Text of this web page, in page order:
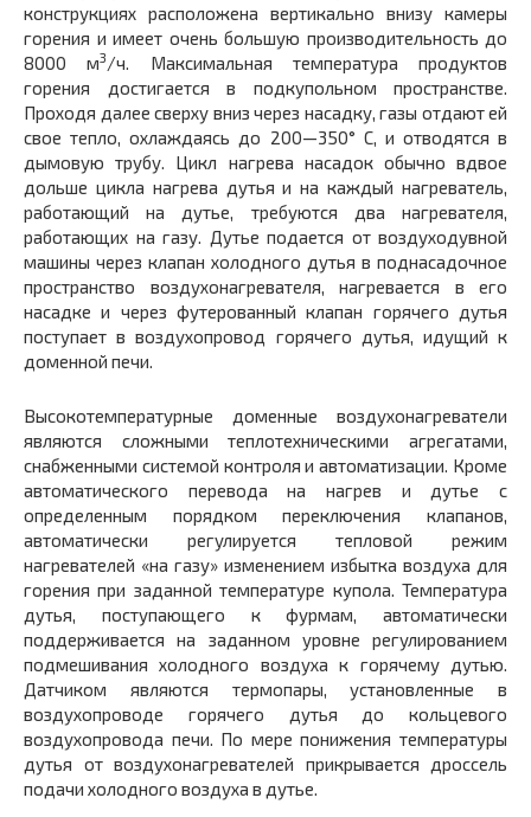
конструкциях расположена вертикально внизу камеры
горения и имеет очень большую производительность до
8000 м3/ч. Максимальная температура продуктов
горения достигается в подкупольном пространстве.
Проходя далее сверху вниз через насадку, газы отдают ей
свое тепло, охлаждаясь до 200—350° С, и отводятся в
дымовую трубу. Цикл нагрева насадок обычно вдвое
дольше цикла нагрева дутья и на каждый нагреватель,
работающий на дутье, требуются два нагревателя,
работающих на газу. Дутье подается от воздуходув­ной
машины через клапан холодного дутья в поднасадочное
пространство воздухонагревателя, нагревается в его
насадке и через футерованный клапан горячего дутья
поступает в воздухопровод горячего дутья, идущий к
доменной печи.
Высокотемпературные доменные воздухонагреватели
являются сложными теплотехническими агрегатами,
снабженными системой контроля и автоматизации. Кроме
автоматического перевода на нагрев и дутье с
определенным порядком переключения клапанов,
автоматически регулируется тепловой режим
нагревателей «на газу» изменением избытка воздуха для
горения при задан­ной температуре купола. Температура
дутья, поступающего к фурмам, автоматически
поддерживается на заданном уровне регулированием
подмешивания холодного воздуха к горячему дутью.
Датчиком являются термопары, установленные в
воздухо­проводе горячего дутья до кольцевого
воздухопровода печи. По мере понижения температуры
дутья от воздухонагревателей прикрывается дроссель
подачи холодного воздуха в дутье.